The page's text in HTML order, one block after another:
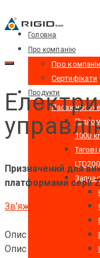
Головна
Про компанію
Про
Сертифікати
Продукти
1000 кг
Призначений для
платформами серії
Зв'яжіться з нами
Опис
Опис